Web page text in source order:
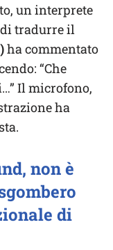
un interprete
di tradurre il
ha commentato
“Che
Il microfono,
ha
non è
di